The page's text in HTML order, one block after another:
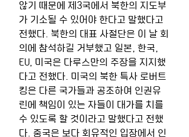
않기 때문에 제3국에서 북한의 지도부
가 기소될 수 있어야 한다고 말했다고
전했다. 북한의 대표 사절단은 이 날 회
의에 참석하길 거부했고 일본, 한국,
EU, 미국은 다루스만의 주장을 지지했
다고 전했다. 미국의 북한 특사 로버트
킹은 다른 국가들과 공조하여 인권유
린에 책임이 있는 자들이 대가를 치를
수 있도록 할 것이라고 말했다고 전했
다. 중국은 보다 회유적인 입장에서 인